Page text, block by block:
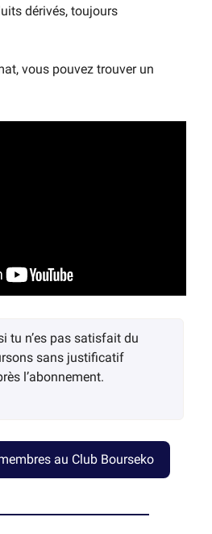
dérivés, toujours
vous pouvez trouver un
tu n’es pas satisfait du
sans justificatif
l’abonnement.
au Club Bourseko